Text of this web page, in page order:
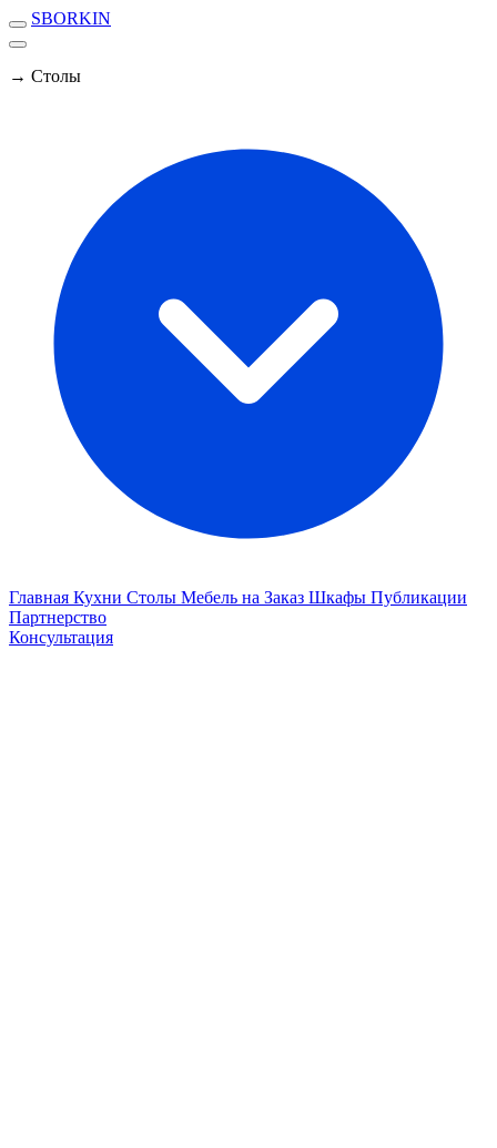
SBORKIN
→ Столы
Главная Кухни Столы Мебель на Заказ Шкафы Публикации
Партнерство
Консультация